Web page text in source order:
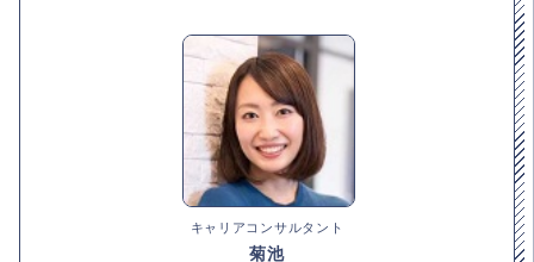
キャリアコンサルタント
菊池